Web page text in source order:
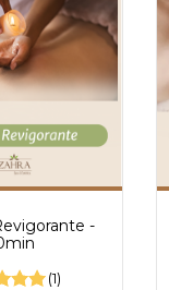
-
(1)